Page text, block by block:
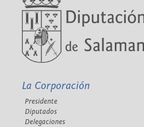
La Corporación
Presidente
Diputados
Delegaciones